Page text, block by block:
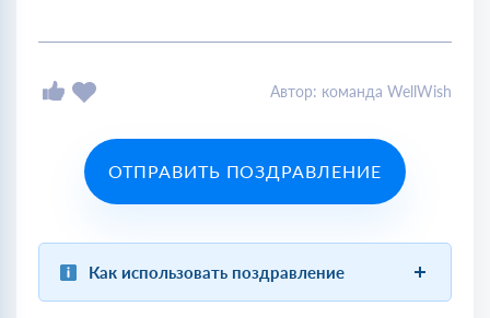
Автор: команда WellWish
ОТПРАВИТЬ ПОЗДРАВЛЕНИЕ
Как использовать поздравление